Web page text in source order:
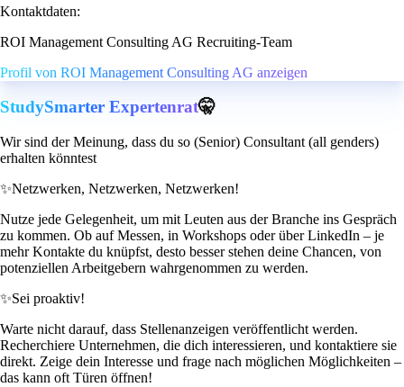
Kontaktdaten:
ROI Management Consulting AG Recruiting-Team
Profil von ROI Management Consulting AG anzeigen
StudySmarter Expertenrat🤫
Wir sind der Meinung, dass du so (Senior) Consultant (all genders)
erhalten könntest
✨Netzwerken, Netzwerken, Netzwerken!
Nutze jede Gelegenheit, um mit Leuten aus der Branche ins Gespräch
zu kommen. Ob auf Messen, in Workshops oder über LinkedIn – je
mehr Kontakte du knüpfst, desto besser stehen deine Chancen, von
potenziellen Arbeitgebern wahrgenommen zu werden.
✨Sei proaktiv!
Warte nicht darauf, dass Stellenanzeigen veröffentlicht werden.
Recherchiere Unternehmen, die dich interessieren, und kontaktiere sie
direkt. Zeige dein Interesse und frage nach möglichen Möglichkeiten –
das kann oft Türen öffnen!